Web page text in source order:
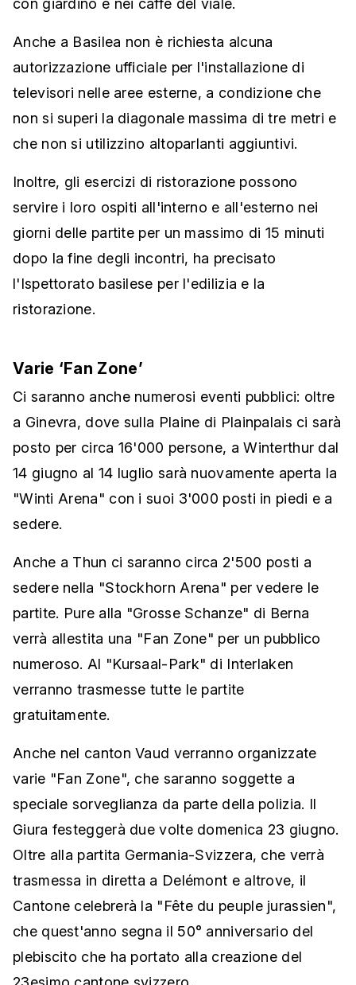
con giardino e nei caffè del viale.
Anche a Basilea non è richiesta alcuna
autorizzazione ufficiale per l'installazione di
televisori nelle aree esterne, a condizione che
non si superi la diagonale massima di tre metri e
che non si utilizzino altoparlanti aggiuntivi.
Inoltre, gli esercizi di ristorazione possono
servire i loro ospiti all'interno e all'esterno nei
giorni delle partite per un massimo di 15 minuti
dopo la fine degli incontri, ha precisato
l'Ispettorato basilese per l'edilizia e la
ristorazione.
Varie ‘Fan Zone’
Ci saranno anche numerosi eventi pubblici: oltre
a Ginevra, dove sulla Plaine di Plainpalais ci sarà
posto per circa 16'000 persone, a Winterthur dal
14 giugno al 14 luglio sarà nuovamente aperta la
"Winti Arena" con i suoi 3'000 posti in piedi e a
sedere.
Anche a Thun ci saranno circa 2'500 posti a
sedere nella "Stockhorn Arena" per vedere le
partite. Pure alla "Grosse Schanze" di Berna
verrà allestita una "Fan Zone" per un pubblico
numeroso. Al "Kursaal-Park" di Interlaken
verranno trasmesse tutte le partite
gratuitamente.
Anche nel canton Vaud verranno organizzate
varie "Fan Zone", che saranno soggette a
speciale sorveglianza da parte della polizia. Il
Giura festeggerà due volte domenica 23 giugno.
Oltre alla partita Germania-Svizzera, che verrà
trasmessa in diretta a Delémont e altrove, il
Cantone celebrerà la "Fête du peuple jurassien",
che quest'anno segna il 50° anniversario del
plebiscito che ha portato alla creazione del